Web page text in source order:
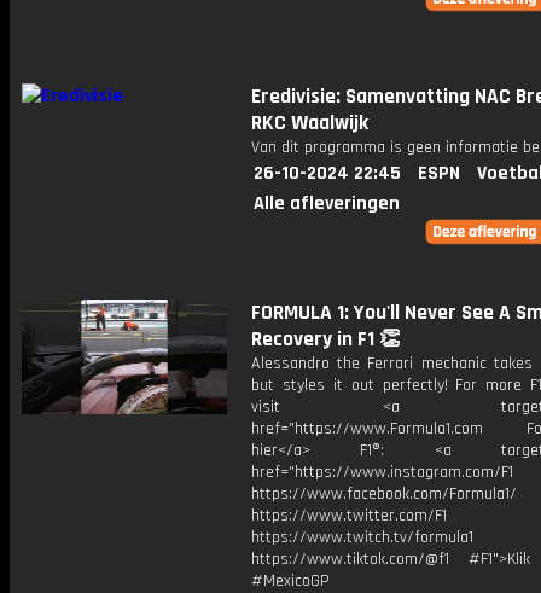
Eredivisie: Samenvatting NAC
RKC Waalwijk
Van dit programma is geen informatie
26-10-2024 22:45 ESPN
Alle afleveringen
FORMULA 1: You'll Never See A
Recovery in F1 👏
Alessandro the Ferrari mechanic takes
but styles it out perfectly! For more
visit <a
href="https://www.Formula1.com
hier</a> F1®: <a
href="https://www.instagram.com/F1
https://www.facebook.com/Formula1/
https://www.twitter.com/F1
https://www.twitch.tv/formula1
https://www.tiktok.com/@f1
#MexicoGP